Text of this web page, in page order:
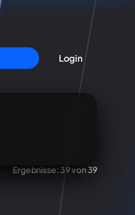
Login
Ergebnisse: 39 von 39